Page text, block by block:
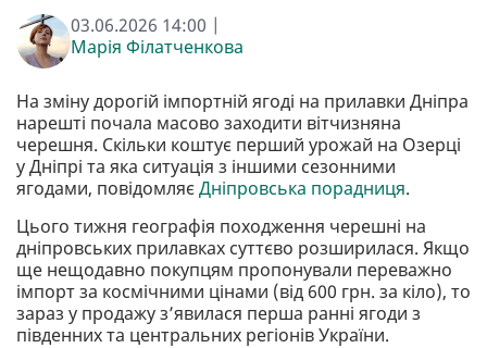
03.06.2026 14:00 |
Марія Філатченкова
На зміну дорогій імпортній ягоді на прилавки Дніпра
нарешті почала масово заходити вітчизняна
черешня. Скільки коштує перший урожай на Озерці
у Дніпрі та яка ситуація з іншими сезонними
ягодами, повідомляєДніпровська порадниця.
Цього тижня географія походження черешні на
дніпровських прилавках суттєво розширилася. Якщо
ще нещодавно покупцям пропонували переважно
імпорт за космічними цінами (від 600 грн. за кіло), то
зараз у продажу з’явилася перша ранні ягоди з
південних та центральних регіонів України.